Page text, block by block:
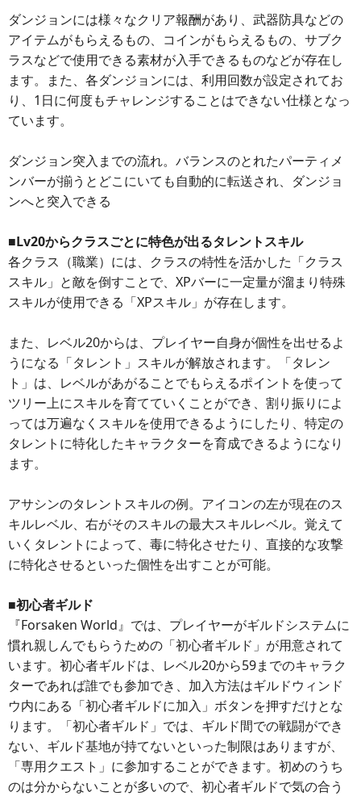
ダンジョンには様々なクリア報酬があり、武器防具などの
アイテムがもらえるもの、コインがもらえるもの、サブク
ラスなどで使用できる素材が入手できるものなどが存在し
ます。また、各ダンジョンには、利用回数が設定されてお
り、1日に何度もチャレンジすることはできない仕様となっ
ています。
ダンジョン突入までの流れ。バランスのとれたパーティメ
ンバーが揃うとどこにいても自動的に転送され、ダンジョ
ンへと突入できる
■Lv20からクラスごとに特色が出るタレントスキル
各クラス（職業）には、クラスの特性を活かした「クラス
スキル」と敵を倒すことで、XPバーに一定量が溜まり特殊
スキルが使用できる「XPスキル」が存在します。
また、レベル20からは、プレイヤー自身が個性を出せるよ
うになる「タレント」スキルが解放されます。「タレン
ト」は、レベルがあがることでもらえるポイントを使って
ツリー上にスキルを育てていくことができ、割り振りによ
っては万遍なくスキルを使用できるようにしたり、特定の
タレントに特化したキャラクターを育成できるようになり
ます。
アサシンのタレントスキルの例。アイコンの左が現在のス
キルレベル、右がそのスキルの最大スキルレベル。覚えて
いくタレントによって、毒に特化させたり、直接的な攻撃
に特化させるといった個性を出すことが可能。
■初心者ギルド
『Forsaken World』では、プレイヤーがギルドシステムに
慣れ親しんでもらうための「初心者ギルド」が用意されて
います。初心者ギルドは、レベル20から59までのキャラク
ターであれば誰でも参加でき、加入方法はギルドウィンド
ウ内にある「初心者ギルドに加入」ボタンを押すだけとな
ります。「初心者ギルド」では、ギルド間での戦闘ができ
ない、ギルド基地が持てないといった制限はありますが、
「専用クエスト」に参加することができます。初めのうち
のは分からないことが多いので、初心者ギルドで気の合う